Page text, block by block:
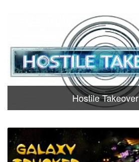
Hostile Takeover